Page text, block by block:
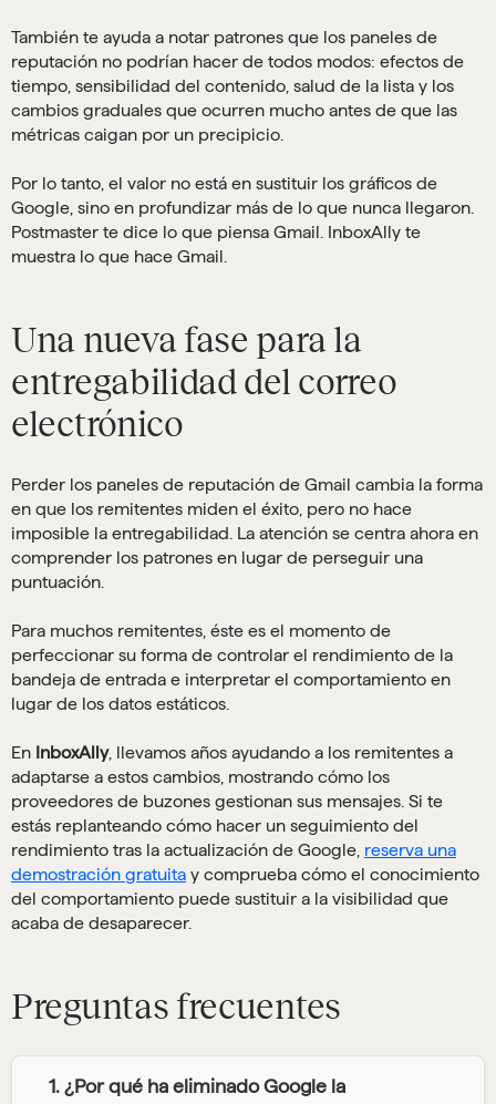
También te ayuda a notar patrones que los paneles de
reputación no podrían hacer de todos modos: efectos de
tiempo, sensibilidad del contenido, salud de la lista y los
cambios graduales que ocurren mucho antes de que las
métricas caigan por un precipicio.
Por lo tanto, el valor no está en sustituir los gráficos de
Google, sino en profundizar más de lo que nunca llegaron.
Postmaster te dice lo que piensa Gmail. InboxAlly te
muestra lo que hace Gmail.
Una nueva fase para la
entregabilidad del correo
electrónico
Perder los paneles de reputación de Gmail cambia la forma
en que los remitentes miden el éxito, pero no hace
imposible la entregabilidad. La atención se centra ahora en
comprender los patrones en lugar de perseguir una
puntuación.
Para muchos remitentes, éste es el momento de
perfeccionar su forma de controlar el rendimiento de la
bandeja de entrada e interpretar el comportamiento en
lugar de los datos estáticos.
En InboxAlly, llevamos años ayudando a los remitentes a
adaptarse a estos cambios, mostrando cómo los
proveedores de buzones gestionan sus mensajes. Si te
estás replanteando cómo hacer un seguimiento del
rendimiento tras la actualización de Google, reserva una
demostración gratuita y comprueba cómo el conocimiento
del comportamiento puede sustituir a la visibilidad que
acaba de desaparecer.
Preguntas frecuentes
1. ¿Por qué ha eliminado Google la